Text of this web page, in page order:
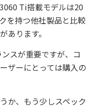
Ti搭載モデルは20
を持つ他社製品と比較
あります。
スが重要ですが、コ
ザーにとっては購入の
か、もう少しスペック